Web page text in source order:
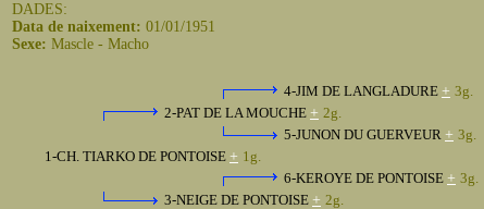
DADES:
Data de naixement: 01/01/1951
Sexe: Mascle - Macho
4-JIM DE LANGLADURE + 3g.
5-JUNON DU GUERVEUR + 3g.
6-KEROYE DE PONTOISE + 3g.
2-PAT DE LA MOUCHE + 2g.
3-NEIGE DE PONTOISE + 2g.
1-CH. TIARKO DE PONTOISE + 1g.